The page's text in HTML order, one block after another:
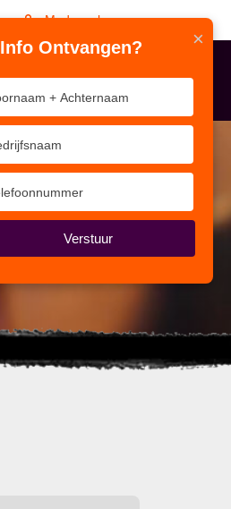
Medewerkers
×
Info Ontvangen?
Verstuur